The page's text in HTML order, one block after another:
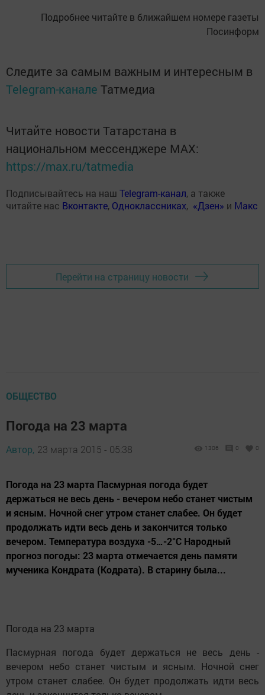
Подробнее читайте в ближайшем номере газеты
Посинформ
Следите за самым важным и интересным в
Telegram-канале Татмедиа
Читайте новости Татарстана в
национальном мессенджере MАХ:
https://max.ru/tatmedia
Подписывайтесь на наш Telegram-канал, а также
читайте нас Вконтакте, Одноклассниках, «Дзен» и Макс
Перейти на страницу новости
ОБЩЕСТВО
Погода на 23 марта
Автор, 23 марта 2015 - 05:38 1306 0 0
Погода на 23 марта Пасмурная погода будет
держаться не весь день - вечером небо станет чистым
и ясным. Ночной снег утром станет слабее. Он будет
продолжать идти весь день и закончится только
вечером. Температура воздуха -5…-2°C Народный
прогноз погоды: 23 марта отмечается день памяти
мученика Кондрата (Кодрата). В старину была...
Погода на 23 марта
Пасмурная погода будет держаться не весь день -
вечером небо станет чистым и ясным. Ночной снег
утром станет слабее. Он будет продолжать идти весь